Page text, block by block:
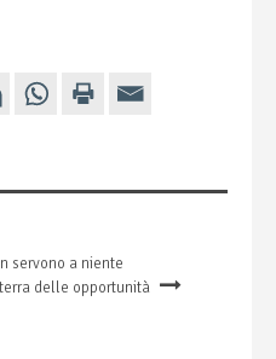
servono a niente
delle opportunità